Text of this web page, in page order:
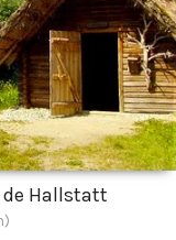
de Hallstatt